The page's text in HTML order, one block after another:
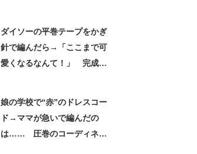
ダイソーの平巻テープをかぎ
針で編んだら→「ここまで可
愛くなるなんて！」 完成し
娘の学校で“赤”のドレスコー
ド→ママが急いで編んだの
は…… 圧巻のコーディネー